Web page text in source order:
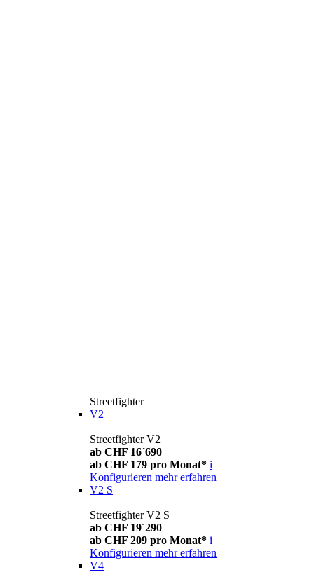
Streetfighter
V2
Streetfighter V2
ab CHF 16´690
ab CHF 179 pro Monat* i
Konfigurieren mehr erfahren
V2 S
Streetfighter V2 S
ab CHF 19´290
ab CHF 209 pro Monat* i
Konfigurieren mehr erfahren
V4